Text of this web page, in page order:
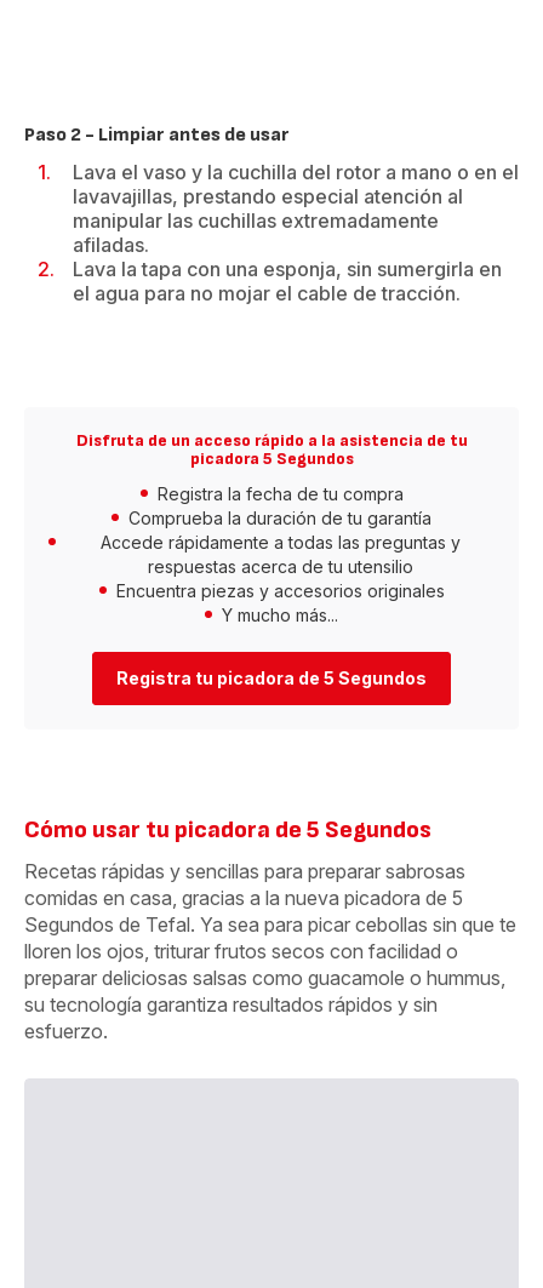
Paso 2 - Limpiar antes de usar
Lava el vaso y la cuchilla del rotor a mano o en el
lavavajillas, prestando especial atención al
manipular las cuchillas extremadamente
afiladas.
Lava la tapa con una esponja, sin sumergirla en
el agua para no mojar el cable de tracción.
Disfruta de un acceso rápido a la asistencia de tu
picadora 5 Segundos
Registra la fecha de tu compra
Comprueba la duración de tu garantía
Accede rápidamente a todas las preguntas y
respuestas acerca de tu utensilio
Encuentra piezas y accesorios originales
Y mucho más...
Registra tu picadora de 5 Segundos
Cómo usar tu picadora de 5 Segundos
Recetas rápidas y sencillas para preparar sabrosas
comidas en casa, gracias a la nueva picadora de 5
Segundos de Tefal. Ya sea para picar cebollas sin que te
lloren los ojos, triturar frutos secos con facilidad o
preparar deliciosas salsas como guacamole o hummus,
su tecnología garantiza resultados rápidos y sin
esfuerzo.